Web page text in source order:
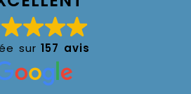
sur157 avis